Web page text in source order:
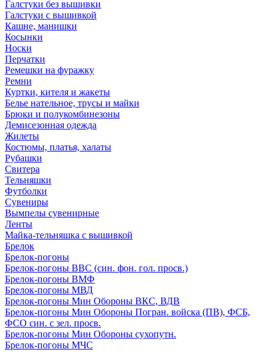
Галстуки без вышивки
Галстуки с вышивкой
Кашне, манишки
Косынки
Носки
Перчатки
Ремешки на фуражку
Ремни
Куртки, кителя и жакеты
Белье нательное, трусы и майки
Брюки и полукомбинезоны
Демисезонная одежда
Жилеты
Костюмы, платья, халаты
Рубашки
Свитера
Тельняшки
Футболки
Сувениры
Вымпелы сувенирные
Ленты
Майка-тельняшка с вышивкой
Брелок
Брелок-погоны
Брелок-погоны ВВС (син. фон. гол. просв.)
Брелок-погоны ВМФ
Брелок-погоны МВД
Брелок-погоны Мин Обороны ВКС, ВДВ
Брелок-погоны Мин Обороны Погран. войска (ПВ), ФСБ,
ФСО син. с зел. просв.
Брелок-погоны Мин Обороны сухопутн.
Брелок-погоны МЧС